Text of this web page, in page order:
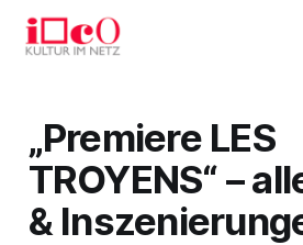
„Premiere LES
TROYENS“ –
&